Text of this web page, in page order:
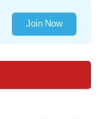
Join Now